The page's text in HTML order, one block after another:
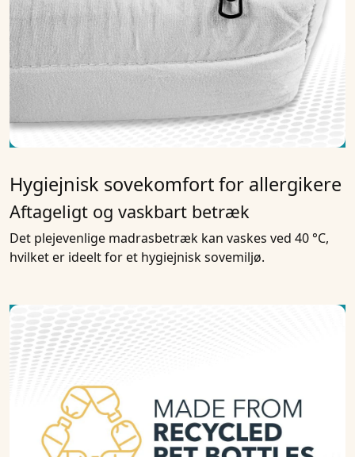
Hygiejnisk sovekomfort for allergikere
Aftageligt og vaskbart betræk
Det plejevenlige madrasbetræk kan vaskes ved 40 °C,
hvilket er ideelt for et hygiejnisk sovemiljø.